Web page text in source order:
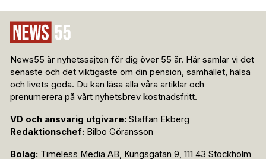
News55 är nyhetssajten för dig över 55 år. Här samlar vi det
senaste och det viktigaste om din pension, samhället, hälsa
och livets goda. Du kan läsa alla våra artiklar och
prenumerera på vårt nyhetsbrev kostnadsfritt.
VD och ansvarig utgivare: Staffan Ekberg
Redaktionschef: Bilbo Göransson
Bolag: Timeless Media AB, Kungsgatan 9, 111 43 Stockholm